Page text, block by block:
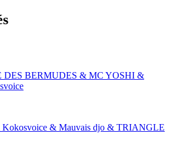
DES BERMUDES & MC YOSHI &
Kokosvoice & Mauvais djo & TRIANGLE